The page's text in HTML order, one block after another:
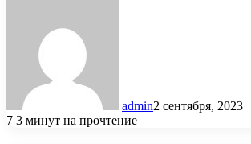
admin2 сентября, 2023
7 3 минут на прочтение